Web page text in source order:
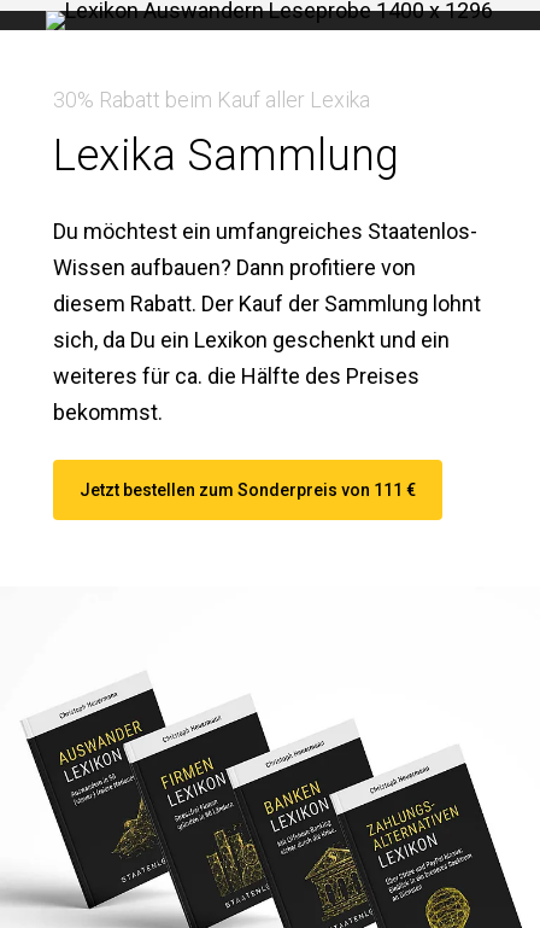
30% Rabatt beim Kauf aller Lexika
Lexika Sammlung
Du möchtest ein umfangreiches Staatenlos-
Wissen aufbauen? Dann profitiere von
diesem Rabatt. Der Kauf der Sammlung lohnt
sich, da Du ein Lexikon geschenkt und ein
weiteres für ca. die Hälfte des Preises
bekommst.
Jetzt bestellen zum Sonderpreis von 111 €